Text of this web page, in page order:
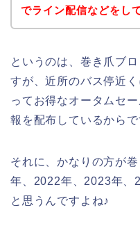
でライン配信などをし
というのは、巻き爪ブ
すが、近所のバス停近
ってお得なオータムセ
報を配布しているからで
それに、かなりの方が
年、2022年、2023年、
と思うんですよね♪